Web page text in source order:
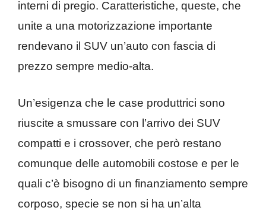
interni di pregio. Caratteristiche, queste, che
unite a una motorizzazione importante
rendevano il SUV un’auto con fascia di
prezzo sempre medio-alta.
Un’esigenza che le case produttrici sono
riuscite a smussare con l’arrivo dei SUV
compatti e i crossover, che però restano
comunque delle automobili costose e per le
quali c’è bisogno di un finanziamento sempre
corposo, specie se non si ha un’alta